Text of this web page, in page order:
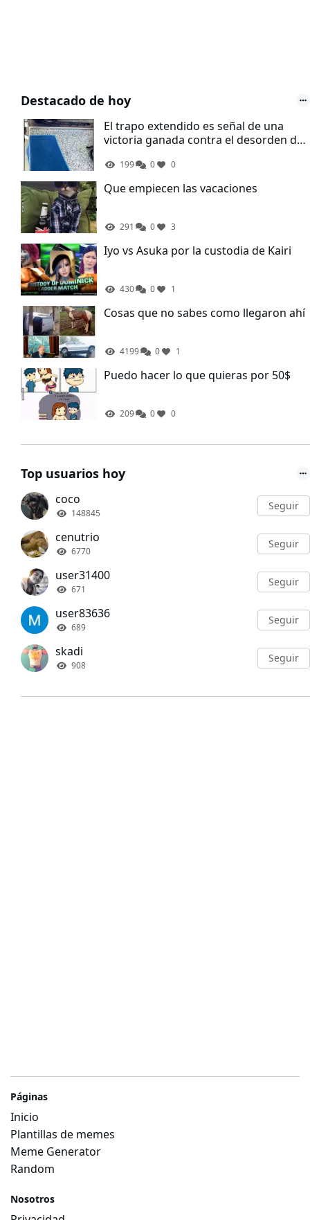
Destacado de hoy
El trapo extendido es señal de una
victoria ganada contra el desorden de
199 0 0
Que empiecen las vacaciones
291 0 3
Iyo vs Asuka por la custodia de Kairi
430 0 1
Cosas que no sabes como llegaron ahí
4199 0 1
Puedo hacer lo que quieras por 50$
209 0 0
Top usuarios hoy
coco
148845
Seguir
cenutrio
6770
Seguir
user31400
671
Seguir
user83636
689
Seguir
skadi
908
Seguir
Páginas
Inicio
Plantillas de memes
Meme Generator
Random
Nosotros